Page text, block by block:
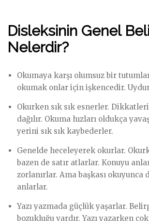
Disleksinin Genel
Nelerdir?
Okumaya karşı olumsuz bir
okumak onlar için işkencedir.
Okurken sık sık esnerler.
dağılır. Okuma hızları oldukça
yerini sık sık kaybederler.
Genelde heceleyerek okurlar.
bazen de satır atlarlar. Konuyu
zorlanırlar. Ama başkası okuyunca
anlarlar.
Yazı yazmada güçlük yaşarlar.
bozukluğu vardır. Yazı yazarken